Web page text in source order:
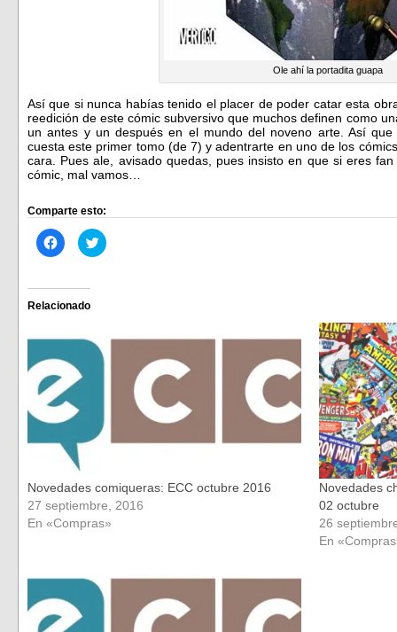
Ole ahí la portadita guapa
Así que si nunca habías tenido el placer de poder catar esta
reedición de este cómic subversivo que muchos definen como
un antes y un después en el mundo del noveno arte. Así
cuesta este primer tomo (de 7) y adentrarte en uno de los
cara. Pues ale, avisado quedas, pues insisto en que si eres
cómic, mal vamos…
Comparte esto:
Haz
clic
Facebook
(Se
abre
una
ventana
nueva)
Haz
clic
una
ventana
nueva)
Relacionado
Novedades comiqueras: ECC octubre 2016
27 septiembre, 2016
En «Compras»
Novedades
02 octubre
26
En